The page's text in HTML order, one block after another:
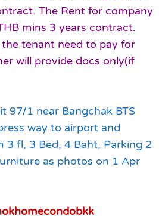
The Rent for company
mins 3 years contract.
tenant need to pay for
will provide docs only(if
97/1 near Bangchak BTS
way to airport and
3 fl, 3 Bed, 4 Baht, Parking 2
as photos on 1 Apr